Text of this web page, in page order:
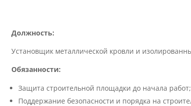
Должность:
Установщик металлической кровли и
Обязанности:
Защита строительной площадки до начала работ;
Поддержание безопасности и порядка на